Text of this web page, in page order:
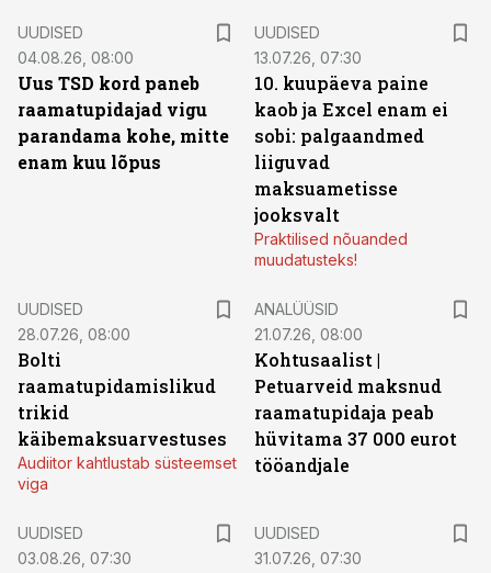
UUDISED
04.08.26, 08:00
Uus TSD kord paneb
raamatupidajad vigu
parandama kohe, mitte
enam kuu lõpus
UUDISED
13.07.26, 07:30
10. kuupäeva paine
kaob ja Excel enam ei
sobi: palgaandmed
liiguvad
maksuametisse
jooksvalt
Praktilised nõuanded
muudatusteks!
UUDISED
28.07.26, 08:00
Bolti
raamatupidamislikud
trikid
käibemaksuarvestuses
Audiitor kahtlustab süsteemset
viga
ANALÜÜSID
21.07.26, 08:00
Kohtusaalist |
Petuarveid maksnud
raamatupidaja peab
hüvitama 37 000 eurot
tööandjale
UUDISED
03.08.26, 07:30
UUDISED
31.07.26, 07:30